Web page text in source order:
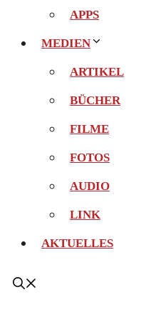
APPS
MEDIEN
ARTIKEL
BÜCHER
FILME
FOTOS
AUDIO
LINK
AKTUELLES